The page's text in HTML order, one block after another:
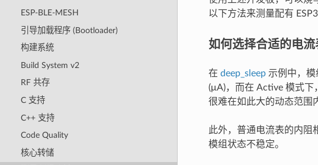
ESP-BLE-MESH
引导加载程序 (Bootloader)
构建系统
Build System v2
RF 共存
C 支持
C++ 支持
Code Quality
核心转储
以下方法来测量配有
如何选择合适的电流
在 deep_sleep 示例中，
(μA)，而在 Active 模式下
很难在如此大的动态范围
此外，普通电流表的内阻
模组状态不稳定。